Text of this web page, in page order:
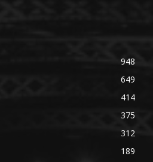
948
649
414
375
312
189